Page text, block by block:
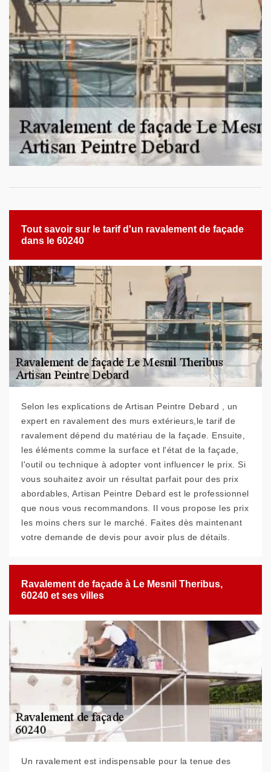
Tout savoir sur le tarif d'un ravalement de façade
dans le 60240
Selon les explications de Artisan Peintre Debard , un
expert en ravalement des murs extérieurs,le tarif de
ravalement dépend du matériau de la façade. Ensuite,
les éléments comme la surface et l'état de la façade,
l'outil ou technique à adopter vont influencer le prix. Si
vous souhaitez avoir un résultat parfait pour des prix
abordables, Artisan Peintre Debard est le professionnel
que nous vous recommandons. Il vous propose les prix
les moins chers sur le marché. Faites dès maintenant
votre demande de devis pour avoir plus de détails.
Ravalement de façade à Le Mesnil Theribus,
60240 et ses villes
Un ravalement est indispensable pour la tenue des